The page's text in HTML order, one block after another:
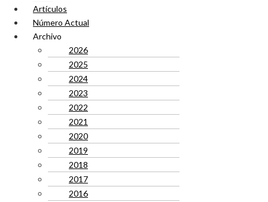
Artículos
Número Actual
Archivo
2026
2025
2024
2023
2022
2021
2020
2019
2018
2017
2016